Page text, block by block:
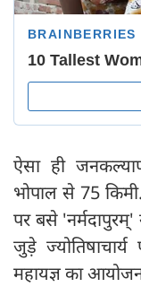
ऐसा ही
भोपाल से 75
पर बसे
जुड़े
महायज्ञ का